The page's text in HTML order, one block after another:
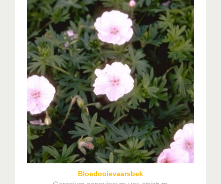
Bloedooievaarsbek